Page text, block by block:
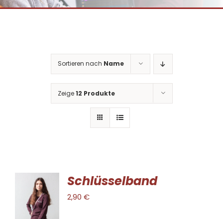
Sortieren nach Name
Zeige12 Produkte
IN DEN
WARENKORB
/
Schlüsselband
2,90 €